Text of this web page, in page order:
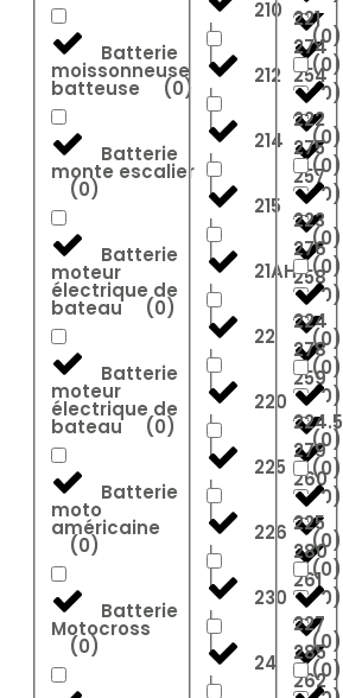
Batterie
moissonneuse
batteuse (0)
Batterie
monte escalier
(0)
Batterie
moteur
électrique de
bateau (0)
Batterie
moteur
électrique de
bateau (0)
Batterie
moto
américaine
(0)
Batterie
Motocross
(0)
210
212
214
215
21AH
22
220
225
226
230
24
254
(0)
257
(0)
258
(0)
259
(0)
260
(0)
261
(0)
262
274
(0)
275
(0)
276
(0)
278
(0)
279
(0)
280
(0)
285
(0)
221
(0)
222
(0)
223
(0)
224
(0)
224.5
(0)
225
(0)
227
(0)